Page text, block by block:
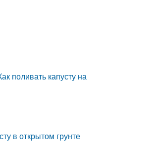
поливать капусту на
в открытом грунте